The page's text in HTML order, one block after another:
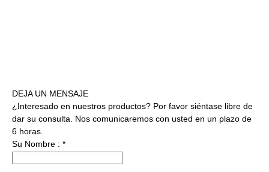
DEJA UN MENSAJE
¿Interesado en nuestros productos? Por favor siéntase libre de
dar su consulta. Nos comunicaremos con usted en un plazo de
6 horas.
Su Nombre : *